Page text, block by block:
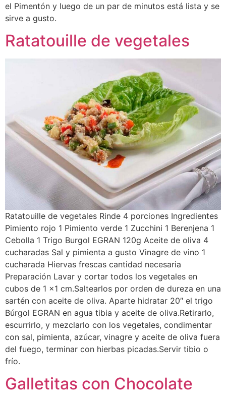
el Pimentón y luego de un par de minutos está lista y se
sirve a gusto.
Ratatouille de vegetales
Ratatouille de vegetales Rinde 4 porciones Ingredientes
Pimiento rojo 1 Pimiento verde 1 Zucchini 1 Berenjena 1
Cebolla 1 Trigo Burgol EGRAN 120g Aceite de oliva 4
cucharadas Sal y pimienta a gusto Vinagre de vino 1
cucharada Hiervas frescas cantidad necesaria
Preparación Lavar y cortar todos los vegetales en
cubos de 1 x1 cm.Saltearlos por orden de dureza en una
sartén con aceite de oliva. Aparte hidratar 20″ el trigo
Búrgol EGRAN en agua tibia y aceite de oliva.Retirarlo,
escurrirlo, y mezclarlo con los vegetales, condimentar
con sal, pimienta, azúcar, vinagre y aceite de oliva fuera
del fuego, terminar con hierbas picadas.Servir tibio o
frío.
Galletitas con Chocolate